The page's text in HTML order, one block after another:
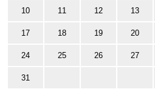
10 11 12 13
17 18 19 20
24 25 26 27
31